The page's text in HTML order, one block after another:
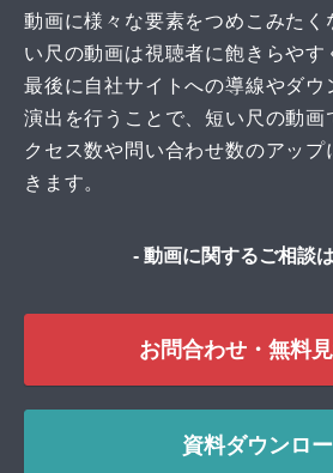
動画に様々な要素をつめこみたく
い尺の動画は視聴者に飽きらやす
最後に自社サイトへの導線やダウ
演出を行うことで、短い尺の動画
クセス数や問い合わせ数のアッ
きます。
- 動画に関するご相談
お問合わせ・無料
資料ダウンロ